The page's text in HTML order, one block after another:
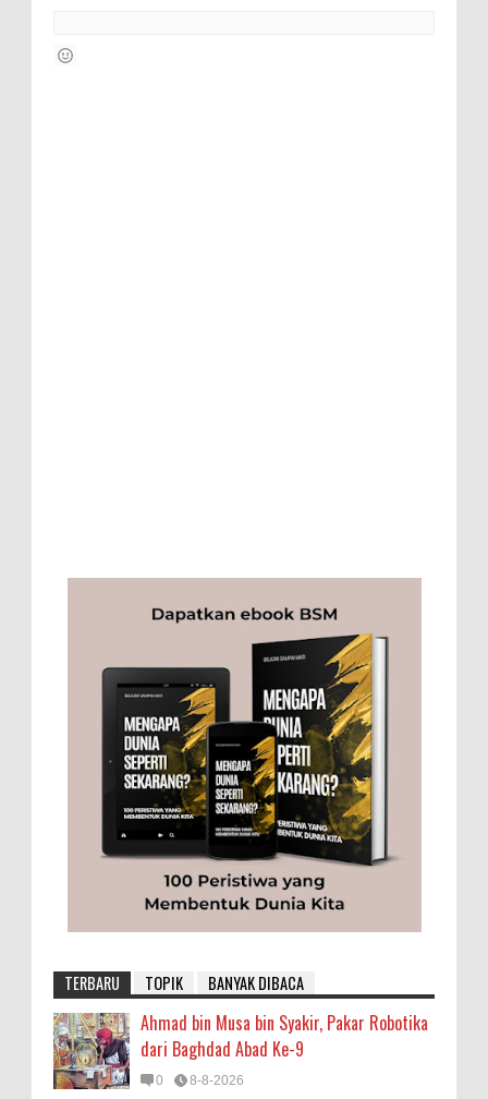
TERBARU TOPIK BANYAK DIBACA
Ahmad bin Musa bin Syakir, Pakar Robotika
dari Baghdad Abad Ke-9
0 8-8-2026